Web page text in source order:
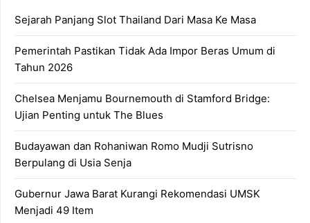
Sejarah Panjang Slot Thailand Dari Masa Ke Masa
Pemerintah Pastikan Tidak Ada Impor Beras Umum di
Tahun 2026
Chelsea Menjamu Bournemouth di Stamford Bridge:
Ujian Penting untuk The Blues
Budayawan dan Rohaniwan Romo Mudji Sutrisno
Berpulang di Usia Senja
Gubernur Jawa Barat Kurangi Rekomendasi UMSK
Menjadi 49 Item